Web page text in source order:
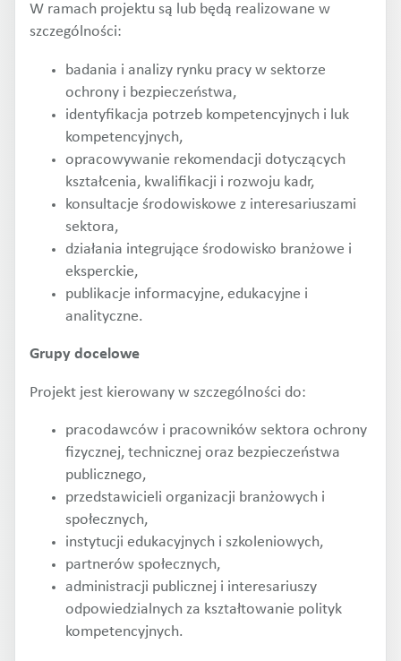
W ramach projektu są lub będą realizowane w
szczególności:
badania i analizy rynku pracy w sektorze
ochrony i bezpieczeństwa,
identyfikacja potrzeb kompetencyjnych i luk
kompetencyjnych,
opracowywanie rekomendacji dotyczących
kształcenia, kwalifikacji i rozwoju kadr,
konsultacje środowiskowe z interesariuszami
sektora,
działania integrujące środowisko branżowe i
eksperckie,
publikacje informacyjne, edukacyjne i
analityczne.
Grupy docelowe
Projekt jest kierowany w szczególności do:
pracodawców i pracowników sektora ochrony
fizycznej, technicznej oraz bezpieczeństwa
publicznego,
przedstawicieli organizacji branżowych i
społecznych,
instytucji edukacyjnych i szkoleniowych,
partnerów społecznych,
administracji publicznej i interesariuszy
odpowiedzialnych za kształtowanie polityk
kompetencyjnych.